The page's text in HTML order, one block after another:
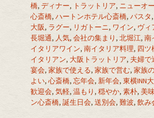
橋, ディナー, トラットリア, ニューオ
心斎橋, ハートンホテル心斎橋, パスタ,
大阪, ラグー, リガトーニ, ワイン, ヴィ
長堀通, 人気, 会社の集まり , 北堀江, 南
イタリアワイン, 南イタリア料理, 四ツ
イタリアン, 大阪トラットリア, 夫婦で
宴会, 家族で使える, 家族で営む, 家族
よい, 心斎橋, 忘年会, 新年会, 東横INN
歓迎会, 気軽, 温もり , 穏やか, 素朴, 美
ン心斎橋, 誕生日会, 送別会, 難波, 飲み